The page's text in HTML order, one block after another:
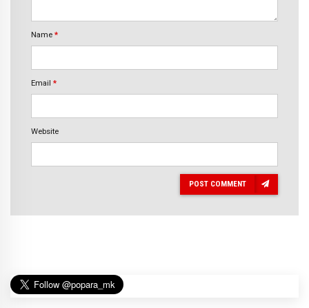
Name *
Email *
Website
POST COMMENT